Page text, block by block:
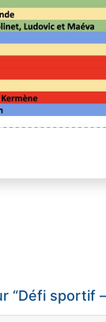
“Défi sportif